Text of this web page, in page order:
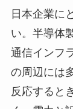
日本企業に
い。半導体
通信インフ
の周辺には
反応すると